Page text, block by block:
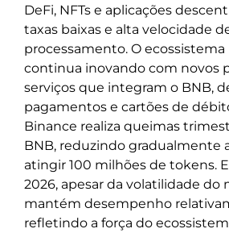
DeFi, NFTs e aplicações
taxas baixas e alta velocidade
processamento. O ecossistema
continua inovando com novos
serviços que integram o BNB,
pagamentos e cartões de
Binance realiza queimas
BNB, reduzindo gradualmente
atingir 100 milhões de tokens.
2026, apesar da volatilidade do
mantém desempenho
refletindo a força do